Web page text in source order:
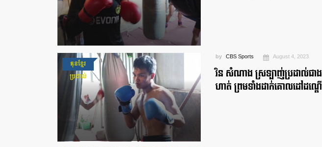
គុនខ្មែរ
ប្រដាល់
by CBS Sports August 4, 2023
រិន សំណាង ស្រឡាញ់ប្រដាល់ជាង
ហាត់ ព្រមទាំងដាក់គោលដៅដណ្ដើ